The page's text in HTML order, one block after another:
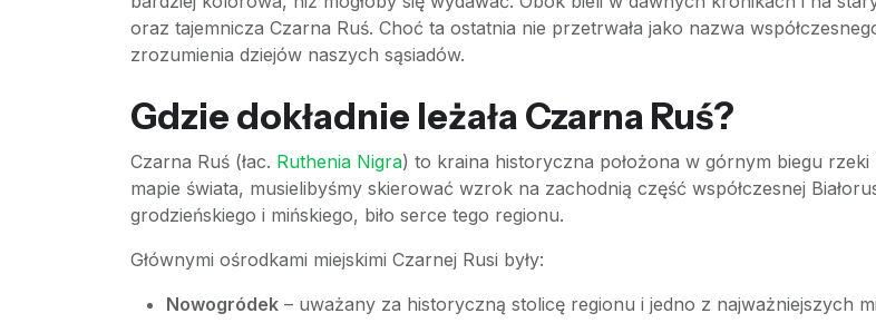
oraz tajemnicza Czarna Ruś. Choć ta ostatnia nie przetrwała jako nazwa
zrozumienia dziejów naszych sąsiadów.
Gdzie dokładnie leżała Czarna Ruś?
Czarna Ruś (łac. Ruthenia Nigra) to kraina historyczna położona w górnym biegu
mapie świata, musielibyśmy skierować wzrok na zachodnią część współczesnej
grodzieńskiego i mińskiego, biło serce tego regionu.
Głównymi ośrodkami miejskimi Czarnej Rusi były:
Nowogródek – uważany za historyczną stolicę regionu i jedno z najważniejszych